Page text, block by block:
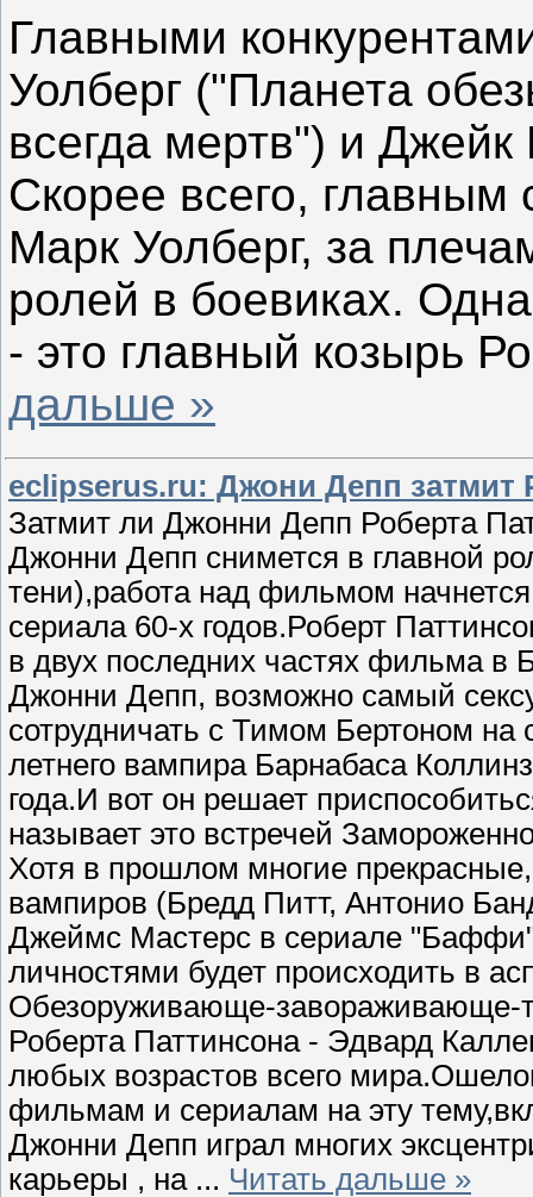
Главными
Уолберг ("Планета
всегда мертв") и
Скорее всего, главным
Марк Уолберг, за
ролей в боевиках.
- это главный козырь
дальше »
eclipserus.ru: Джони Депп затмит
Затмит ли Джонни Депп Роберта
Джонни Депп снимется в главной
тени),работа над фильмом
сериала 60-х годов.Роберт
в двух последних частях фильма
Джонни Депп, возможно самый
сотрудничать с Тимом Бертоном
летнего вампира Барнабаса
года.И вот он решает
называет это встречей
Хотя в прошлом многие
вампиров (Бредд Питт, Антонио
Джеймс Мастерс в сериале
личностями будет происходить в
Обезоруживающе-завораживающе-
Роберта Паттинсона - Эдвард
любых возрастов всего
фильмам и сериалам на эту
Джонни Депп играл многих
карьеры , на ... Читать дальше »